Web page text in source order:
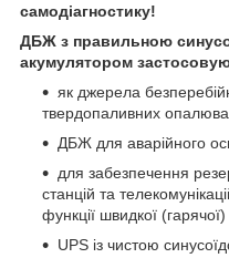
самодіагностику!
ДБЖ з правильною
акумулятором
як джерела
твердопаливних
ДБЖ для аварійного
для забезпечення
станцій та
функції швидкої
UPS із чистою